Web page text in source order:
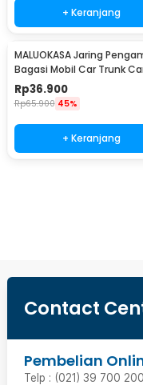
+ Keranjang
MALUOKASA Jaring
Bagasi Mobil Car Trunk
Net 120x40cm - QM4051
Rp36.900
Rp65.900 45%
+ Keranjang
Contact
Pembelian
Telp : (021) 39 700 200